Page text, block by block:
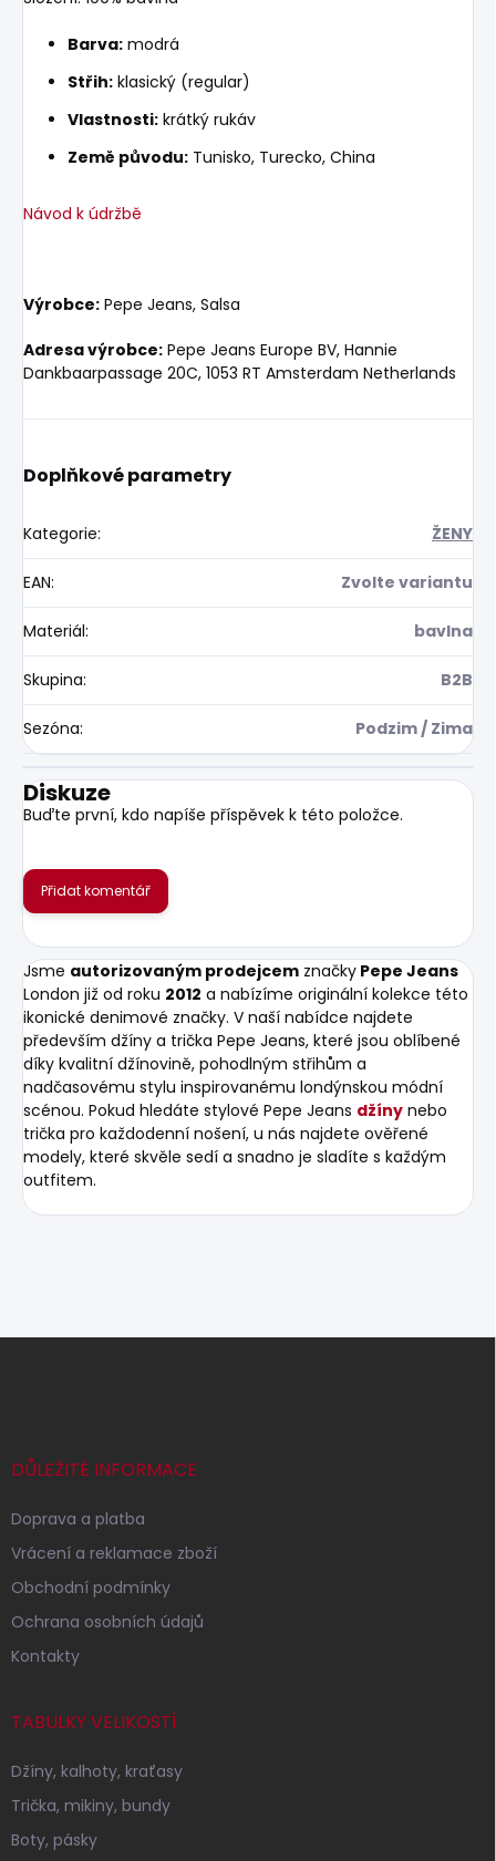
Barva: modrá
Střih: klasický (regular)
Vlastnosti: krátký rukáv
Země původu: Tunisko, Turecko, China
Návod k údržbě
Výrobce: Pepe Jeans, Salsa
Adresa výrobce: Pepe Jeans Europe BV, Hannie
Dankbaarpassage 20C, 1053 RT Amsterdam Netherlands
Doplňkové parametry
Kategorie: ŽENY
EAN: Zvolte variantu
Materiál: bavlna
Skupina: B2B
Sezóna: Podzim / Zima
Diskuze
Buďte první, kdo napíše příspěvek k této položce.
Přidat komentář
Jsme autorizovaným prodejcem značky Pepe Jeans
London již od roku 2012 a nabízíme originální kolekce této
ikonické denimové značky. V naší nabídce najdete
především džíny a trička Pepe Jeans, které jsou oblíbené
díky kvalitní džínovině, pohodlným střihům a
nadčasovému stylu inspirovanému londýnskou módní
scénou. Pokud hledáte stylové Pepe Jeans džíny nebo
trička pro každodenní nošení, u nás najdete ověřené
modely, které skvěle sedí a snadno je sladíte s každým
outfitem.
Z
DŮLEŽITÉ INFORMACE
Doprava a platba
Vrácení a reklamace zboží
Obchodní podmínky
Ochrana osobních údajů
Kontakty
TABULKY VELIKOSTÍ
Džíny, kalhoty, kraťasy
Trička, mikiny, bundy
Boty, pásky